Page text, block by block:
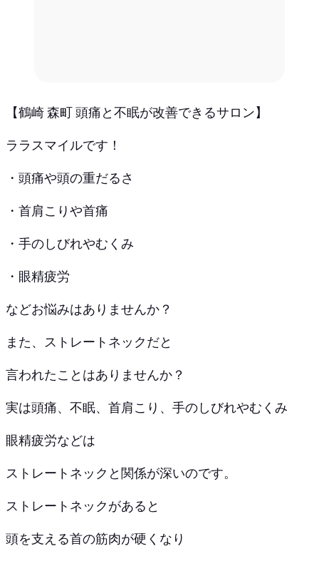
【鶴崎 森町 頭痛と不眠が改善できるサロン】
ララスマイルです！
・頭痛や頭の重だるさ
・首肩こりや首痛
・手のしびれやむくみ
・眼精疲労
などお悩みはありませんか？
また、ストレートネックだと
言われたことはありませんか？
実は頭痛、不眠、首肩こり、手のしびれやむくみ
眼精疲労などは
ストレートネックと関係が深いのです。
ストレートネックがあると
頭を支える首の筋肉が硬くなり